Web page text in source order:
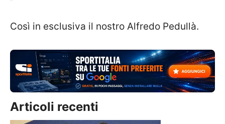
Così in esclusiva il nostro Alfredo Pedullà.
Articoli recenti